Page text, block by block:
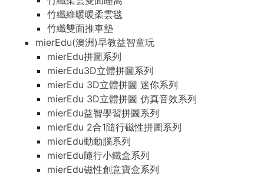
竹纖維暖暖柔雲毯
竹纖雙面推車墊
mierEdu(澳洲)早教益智童玩
mierEdu拼圖系列
mierEdu3D立體拼圖系列
mierEdu 3D立體拼圖 迷你系列
mierEdu 3D立體拼圖 仿真音效系列
mierEdu益智學習拼圖系列
mierEdu 2合1隨行磁性拼圖系列
mierEdu動動腦系列
mierEdu隨行小鐵盒系列
mierEdu磁性創意寶盒系列